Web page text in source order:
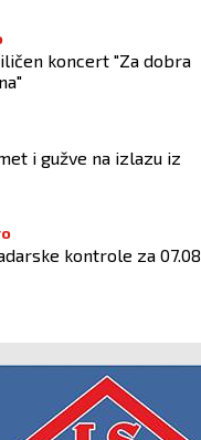
koncert "Za dobra
i gužve na izlazu iz
kontrole za 07.08.